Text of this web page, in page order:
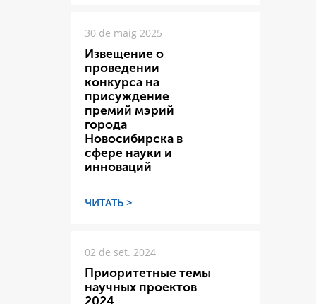
30 de maig 2025
Извещение о
проведении
конкурса на
присуждение
премий мэрий
города
Новосибирска в
сфере науки и
инноваций
ЧИТАТЬ >
02 de set. 2024
Приоритетные темы
научных проектов